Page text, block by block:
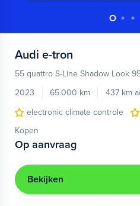
Audi e-tron
55 quattro S-Line Shadow Look
2023
65.000 km 437 km
electronic climate controle
Kopen
Op aanvraag
Bekijken